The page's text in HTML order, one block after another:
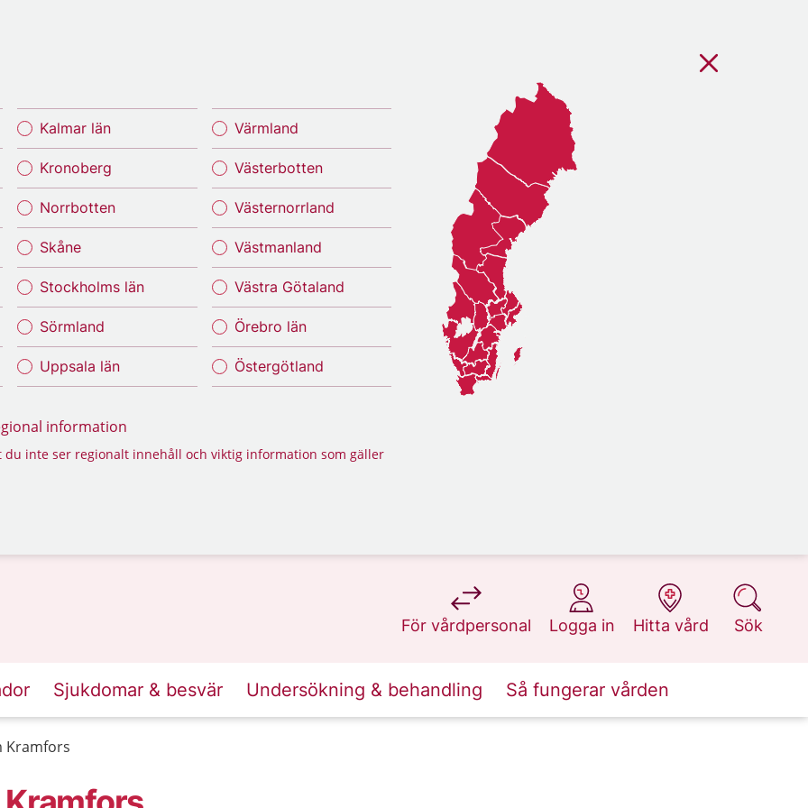
Kalmar län
Kronoberg
Norrbotten
Skåne
Stockholms län
Sörmland
Uppsala län
Värmland
Västerbotten
Västernorrland
Västmanland
Västra Götaland
Örebro län
Östergötland
information
du inte ser regionalt innehåll och viktig information som gäller
För vårdpersonal
på 1177.se
Logga in
på 1177.se
Hitta vård
på 1177.se
Sök
på 1177.se
Sjukdomar & besvär Undersökning & behandling Så fungerar vården
Kramfors